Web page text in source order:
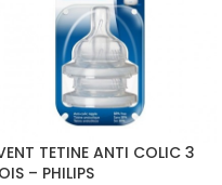
TETINE ANTI COLIC 3
– PHILIPS